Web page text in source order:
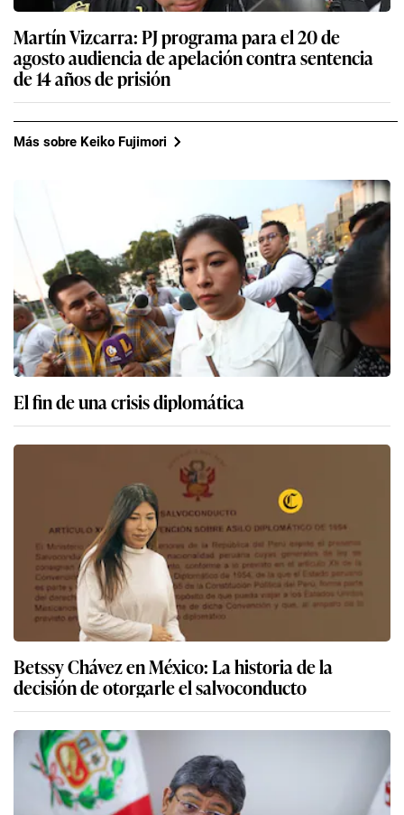
Martín Vizcarra: PJ programa para el 20 de
agosto audiencia de apelación contra sentencia
de 14 años de prisión
Más sobre Keiko Fujimori
El fin de una crisis diplomática
Betssy Chávez en México: La historia de la
decisión de otorgarle el salvoconducto